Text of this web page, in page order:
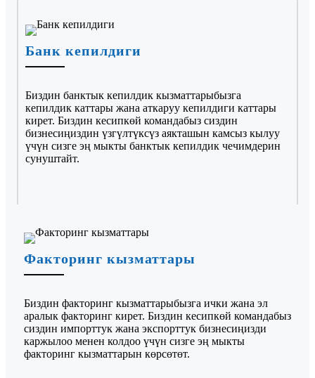
Банк кепилдиги
Биздин банктык кепилдик кызматтарыбызга
кепилдик каттары жана аткаруу кепилдиги каттары
кирет. Биздин кесипкөй командабыз сиздин
бизнесиңиздин үзгүлтүксүз аякташын камсыз кылуу
үчүн сизге эң мыкты банктык кепилдик чечимдерин
сунуштайт.
Факторинг кызматтары
Биздин факторинг кызматтарыбызга ички жана эл
аралык факторинг кирет. Биздин кесипкөй командабыз
сиздин импорттук жана экспорттук бизнесиңизди
каржылоо менен колдоо үчүн сизге эң мыкты
факторинг кызматтарын көрсөтөт.